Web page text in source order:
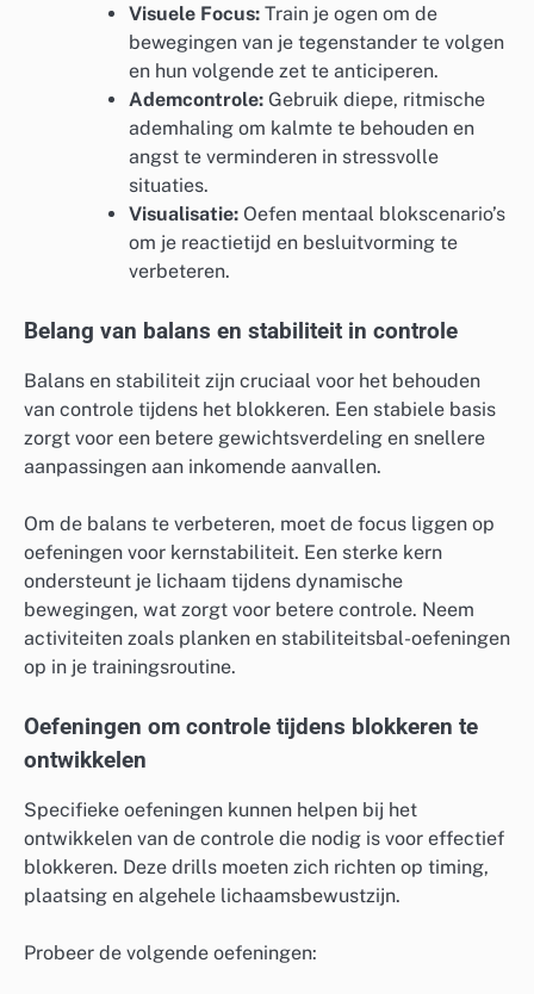
Visuele Focus: Train je ogen om de
bewegingen van je tegenstander te volgen
en hun volgende zet te anticiperen.
Ademcontrole: Gebruik diepe, ritmische
ademhaling om kalmte te behouden en
angst te verminderen in stressvolle
situaties.
Visualisatie: Oefen mentaal blokscenario’s
om je reactietijd en besluitvorming te
verbeteren.
Belang van balans en stabiliteit in controle
Balans en stabiliteit zijn cruciaal voor het behouden
van controle tijdens het blokkeren. Een stabiele basis
zorgt voor een betere gewichtsverdeling en snellere
aanpassingen aan inkomende aanvallen.
Om de balans te verbeteren, moet de focus liggen op
oefeningen voor kernstabiliteit. Een sterke kern
ondersteunt je lichaam tijdens dynamische
bewegingen, wat zorgt voor betere controle. Neem
activiteiten zoals planken en stabiliteitsbal-oefeningen
op in je trainingsroutine.
Oefeningen om controle tijdens blokkeren te
ontwikkelen
Specifieke oefeningen kunnen helpen bij het
ontwikkelen van de controle die nodig is voor effectief
blokkeren. Deze drills moeten zich richten op timing,
plaatsing en algehele lichaamsbewustzijn.
Probeer de volgende oefeningen: